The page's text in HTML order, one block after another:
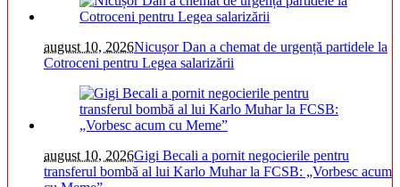
august 10, 2026Nicușor Dan a chemat de urgență partidele la
Cotroceni pentru Legea salarizării
august 10, 2026Gigi Becali a pornit negocierile pentru
transferul bombă al lui Karlo Muhar la FCSB: „Vorbesc acum